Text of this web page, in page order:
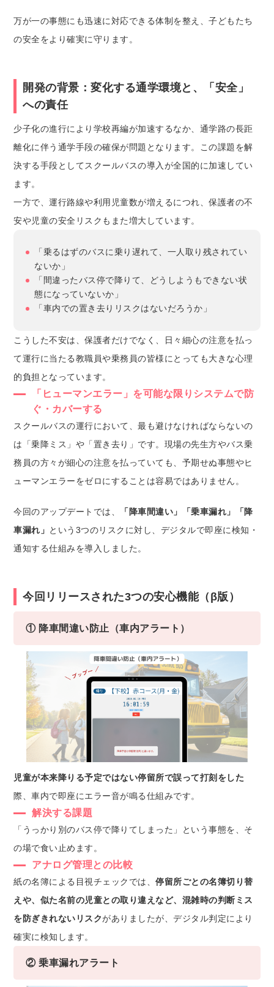
万が一の事態にも迅速に対応できる体制を整え、子どもたち
の安全をより確実に守ります。
開発の背景：変化する通学環境と、「安全」
への責任
少子化の進行により学校再編が加速するなか、通学路の長距
離化に伴う通学手段の確保が問題となります。この課題を解
決する手段としてスクールバスの導入が全国的に加速してい
ます。
一方で、運行路線や利用児童数が増えるにつれ、保護者の不
安や児童の安全リスクもまた増大しています。
「乗るはずのバスに乗り遅れて、一人取り残されてい
ないか」
「間違ったバス停で降りて、どうしようもできない状
態になっていないか」
「車内での置き去りリスクはないだろうか」
こうした不安は、保護者だけでなく、日々細心の注意を払っ
て運行に当たる教職員や乗務員の皆様にとっても大きな心理
的負担となっています。
「ヒューマンエラー」を可能な限りシステムで防
ぐ・カバーする
スクールバスの運行において、最も避けなければならないの
は「乗降ミス」や「置き去り」です。現場の先生方やバス乗
務員の方々が細心の注意を払っていても、予期せぬ事態やヒ
ューマンエラーをゼロにすることは容易ではありません。
今回のアップデートでは、
「降車間違い」「乗車漏れ」「降
車漏れ」 という3つのリスクに対し、デジタルで即座に検知・
通知する仕組みを導入しました。
今回リリースされた3つの安心機能（β版）
① 降車間違い防止（車内アラート）
児童が本来降りる予定ではない停留所で誤って打刻をした
際、車内で即座にエラー音が鳴る仕組みです。
解決する課題
「うっかり別のバス停で降りてしまった」という事態を、そ
の場で食い止めます。
アナログ管理との比較
紙の名簿による目視チェックでは、停留所ごとの名簿切り替
えや、似た名前の児童との取り違えなど、混雑時の判断ミス
を防ぎきれないリスクがありましたが、デジタル判定により
確実に検知します。
② 乗車漏れアラート